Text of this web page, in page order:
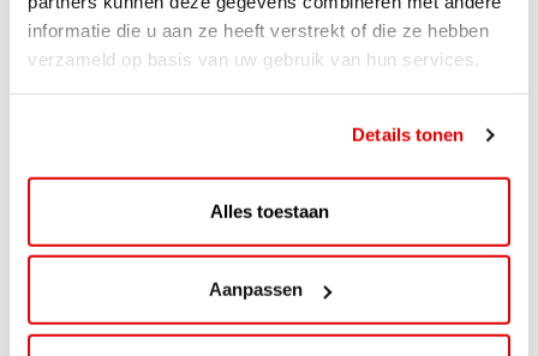
informatie die u aan ze heeft verstrekt of die ze hebben
verzameld op basis van uw gebruik van hun services.
Details tonen
Alles toestaan
Aanpassen
van DC-snellaadinfrastructuur AVIA VOLT en...
Lees verder